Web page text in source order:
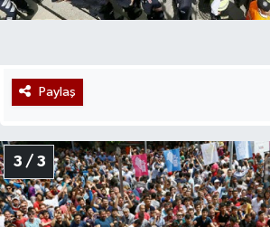
Paylaş
3 / 3